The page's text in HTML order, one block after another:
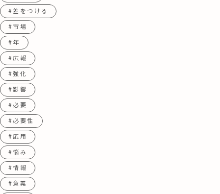
#差をつける
#市場
#年
#広報
#強化
#影響
#必要
#必要性
#応用
#悩み
#情報
#意義